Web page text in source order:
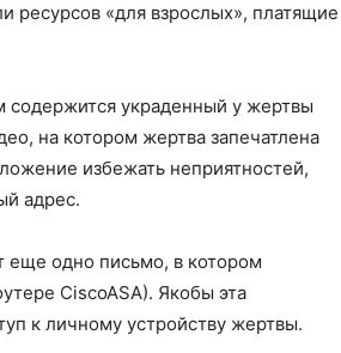
ресурсов «для взрослых», платящие
украденный у жертвы
на котором жертва запечатлена
избежать неприятностей,
адрес.
еще одно письмо, в котором
CiscoASA). Якобы эта
к личному устройству жертвы.